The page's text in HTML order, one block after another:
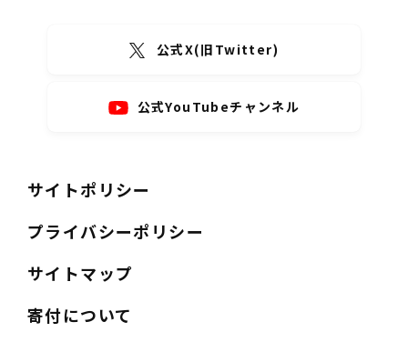
公式X(旧Twitter)
公式YouTubeチャンネル
サイトポリシー
プライバシーポリシー
サイトマップ
寄付について